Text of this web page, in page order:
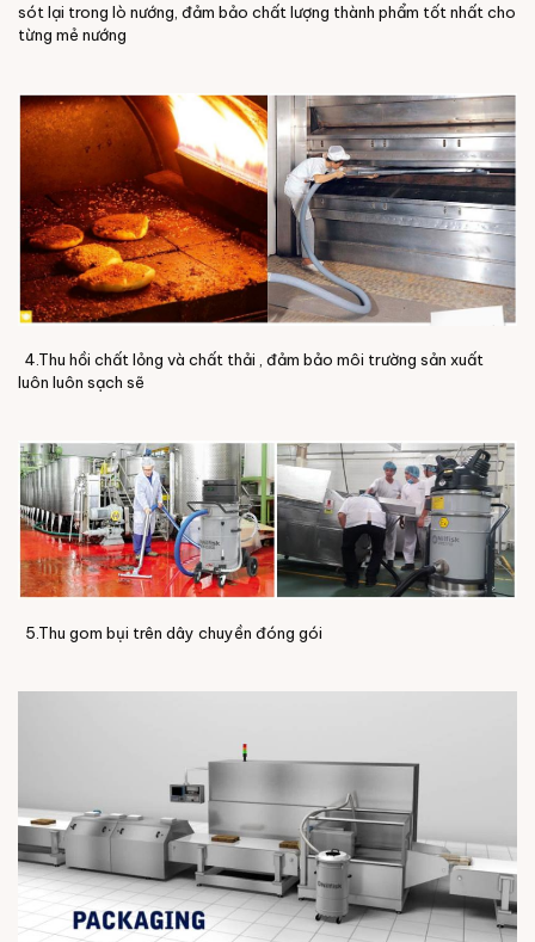
sót lại trong lò nướng, đảm bảo chất lượng thành phẩm tốt nhất cho
từng mẻ nướng
4.Thu hồi chất lỏng và chất thải , đảm bảo môi trường sản xuất
luôn luôn sạch sẽ
5.Thu gom bụi trên dây chuyền đóng gói